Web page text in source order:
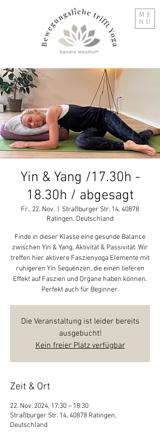
ME
NU
Yin & Yang /17.30h -
18.30h / abgesagt
Fr., 22. Nov.
Straßburger Str. 14, 40878
Ratingen, Deutschland
Finde in dieser Klasse eine gesunde Balance
zwischen Yin & Yang, Aktivität & Passivität. Wir
treffen hier aktivere Faszienyoga Elemente mit
ruhigeren Yin Sequenzen, die einen tieferen
Effekt auf Faszien und Organe haben können.
Perfekt auch für Beginner.
Die Veranstaltung ist leider bereits
ausgebucht!
Kein freier Platz verfügbar
Zeit & Ort
22. Nov. 2024, 17:30 – 18:30
Straßburger Str. 14, 40878 Ratingen,
Deutschland